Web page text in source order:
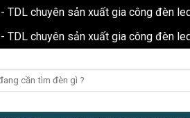
TDL chuyên sản xuất gia công đèn
TDL chuyên sản xuất gia công đèn